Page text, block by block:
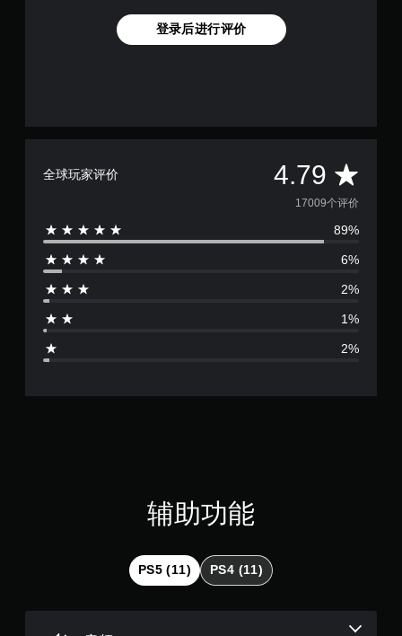
登录后进行评价
全球玩家评价 4.79 平
均
评
价
9
5
17009个评价
89%
6%
2%
1%
2%
辅助功能
PS5 (11) PS4 (11)